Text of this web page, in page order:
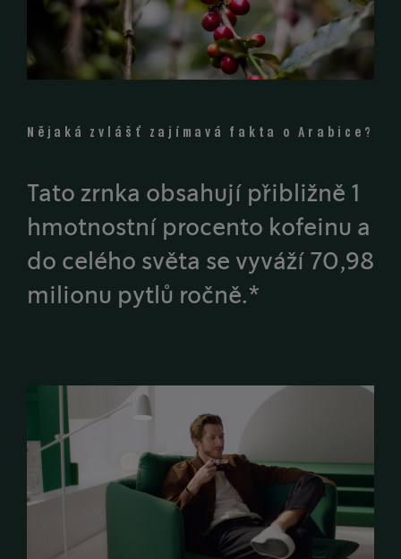
Nějaká zvlášť zajímavá fakta o Arabice?
Tato zrnka obsahují přibližně 1
hmotnostní procento kofeinu a
do celého světa se vyváží 70,98
milionu pytlů ročně.*